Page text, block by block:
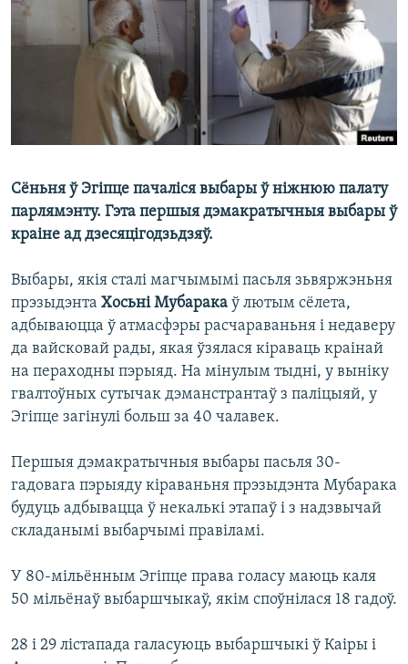
КАЛЯНДАР
НА ХВАЛЯХ СВАБОДЫ
Сёньня ў Эгіпце пачаліся выбары ў ніжнюю палату
парлямэнту. Гэта першыя дэмакратычныя выбары ў
краіне ад дзесяцігодзьдзяў.
Выбары, якія сталі магчымымі пасьля зьвяржэньня
прэзыдэнта Хосьні Мубарака ў лютым сёлета,
адбываюцца ў атмасфэры расчараваньня і недаверу
да вайсковай рады, якая ўзялася кіраваць краінай
на пераходны пэрыяд. На мінулым тыдні, у выніку
гвалтоўных сутычак дэманстрантаў з паліцыяй, у
Эгіпце загінулі больш за 40 чалавек.
Першыя дэмакратычныя выбары пасьля 30-
гадовага пэрыяду кіраваньня прэзыдэнта Мубарака
будуць адбывацца ў некалькі этапаў і з надзвычай
складанымі выбарчымі правіламі.
У 80-мільённым Эгіпце права голасу маюць каля
50 мільёнаў выбаршчыкаў, якім споўнілася 18 гадоў.
28 і 29 лістапада галасуюць выбаршчыкі ў Каіры і